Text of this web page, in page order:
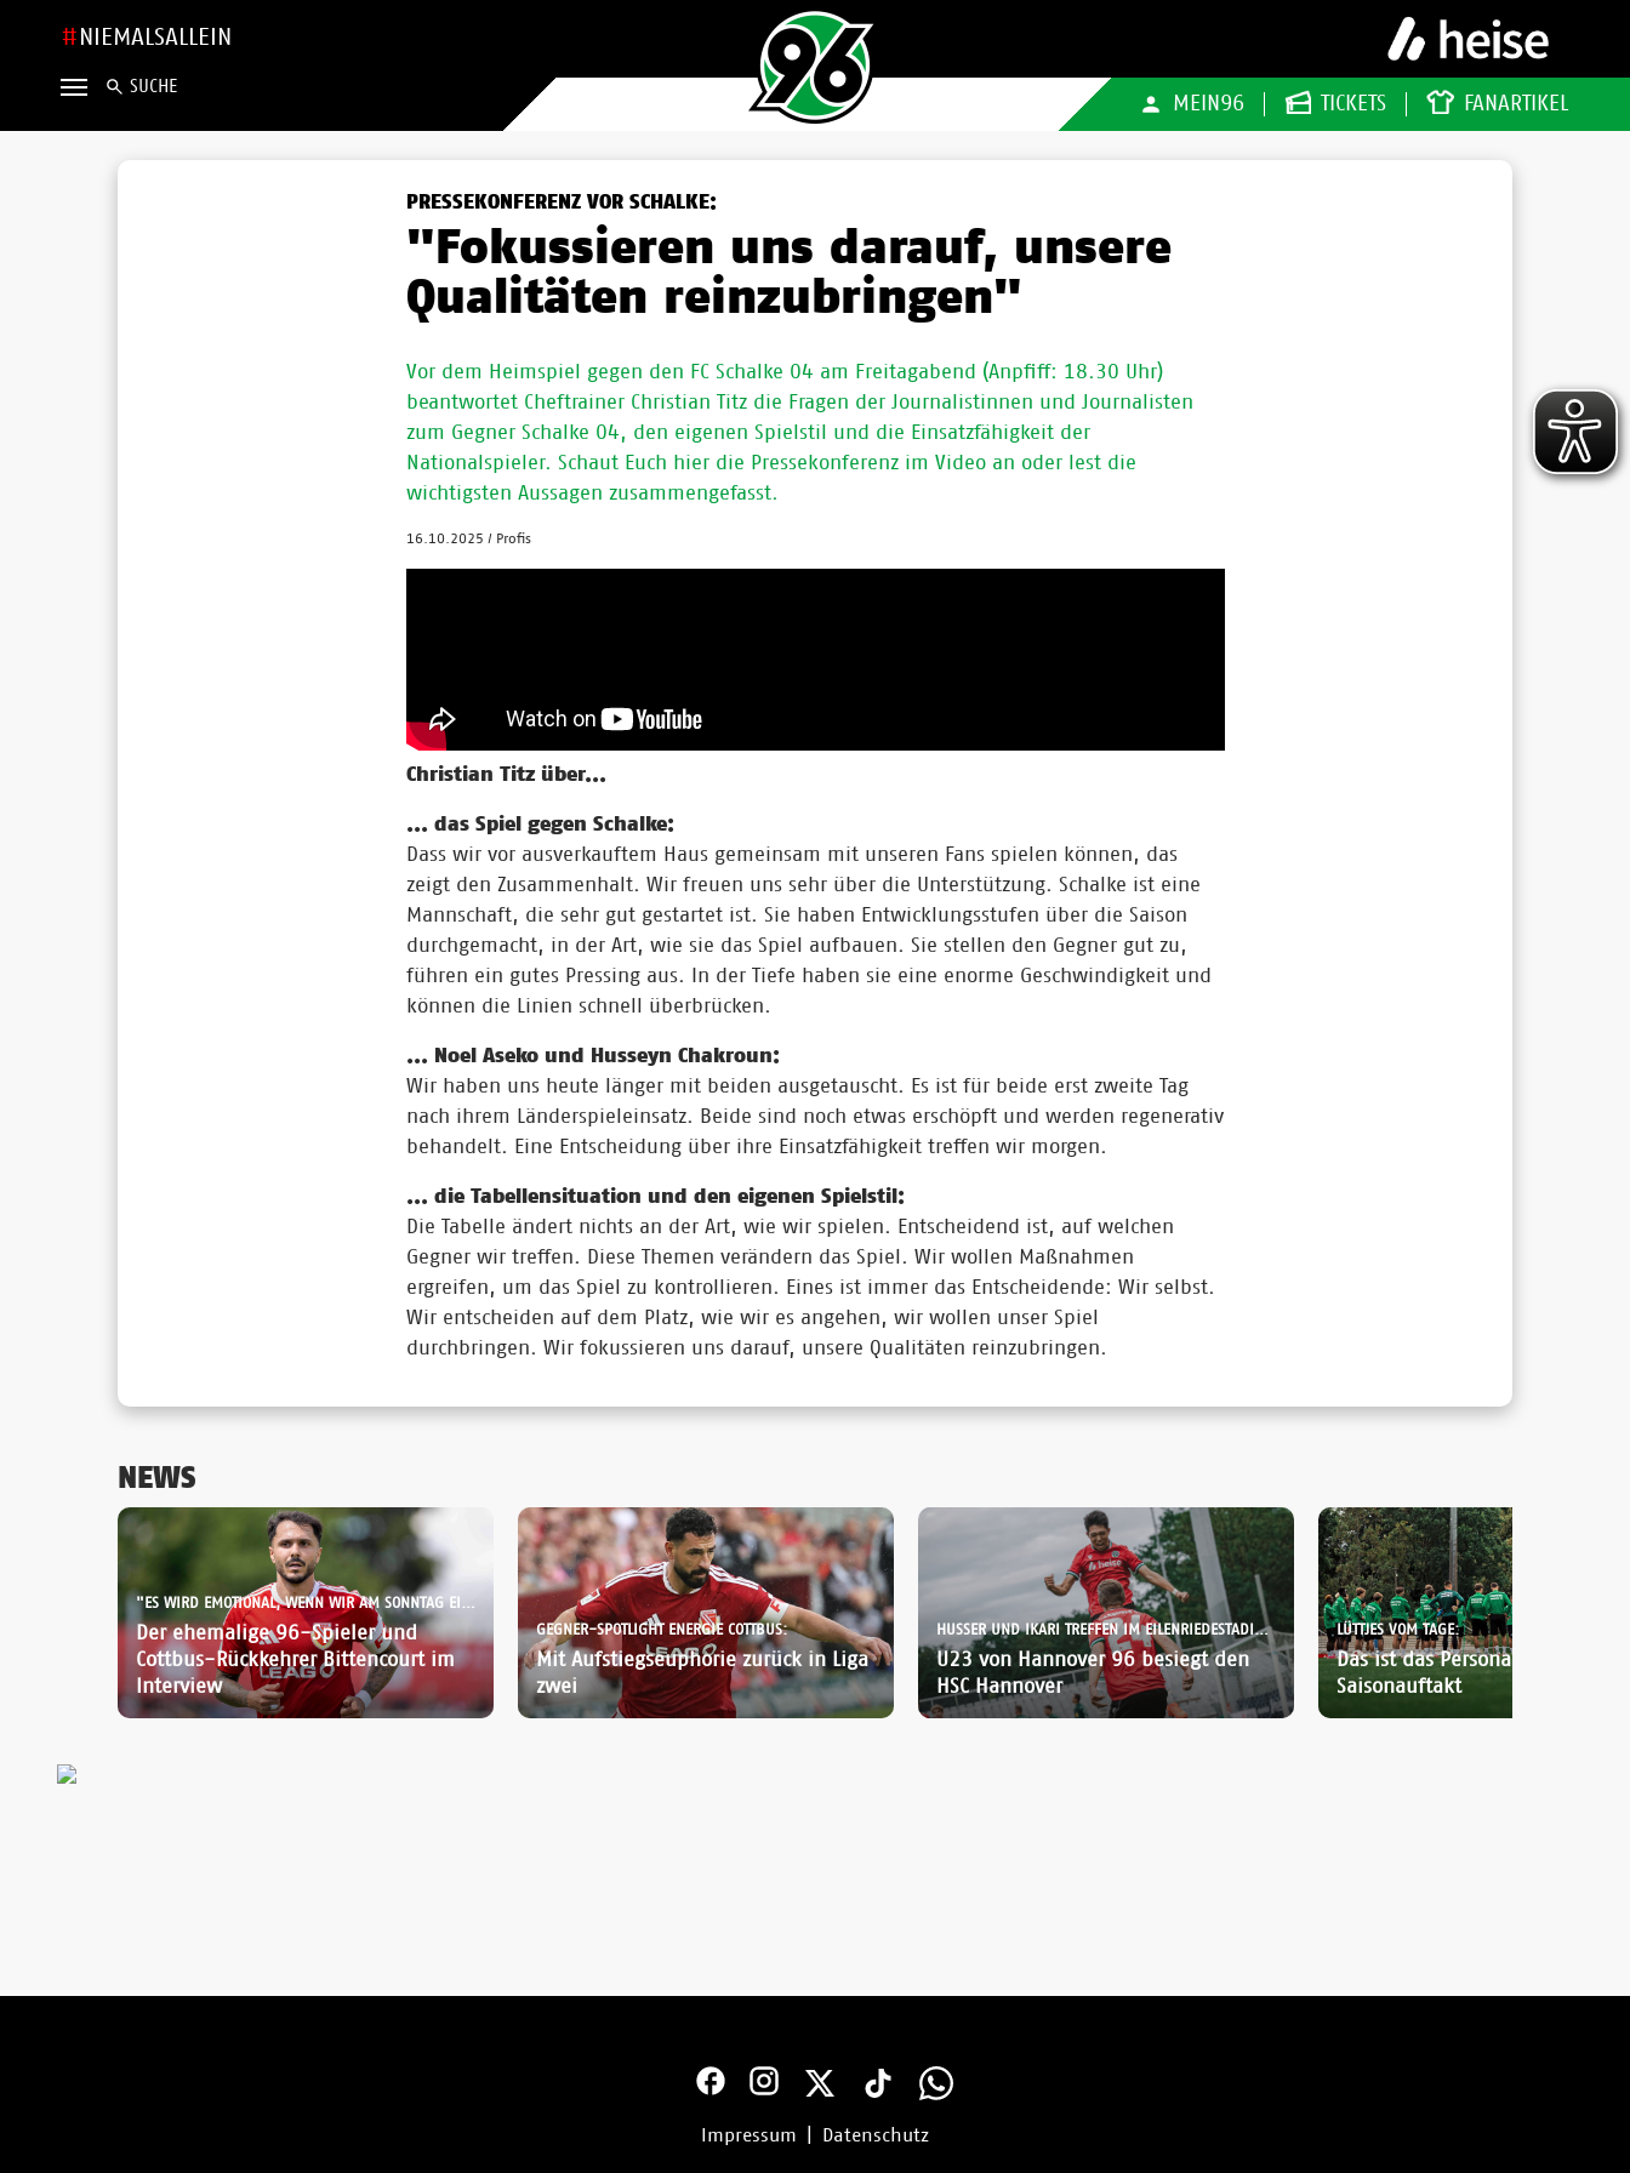
NIEMALSALLEIN
SUCHE
MEIN96 TICKETS FANARTIKEL
PRESSEKONFERENZ VOR SCHALKE:
"Fokussieren uns darauf, unsere
Qualitäten reinzubringen"
Vor dem Heimspiel gegen den FC Schalke 04 am Freitagabend (Anpfiff: 18.30 Uhr)
beantwortet Cheftrainer Christian Titz die Fragen der Journalistinnen und Journalisten
zum Gegner Schalke 04, den eigenen Spielstil und die Einsatzfähigkeit der
Nationalspieler. Schaut Euch hier die Pressekonferenz im Video an oder lest die
wichtigsten Aussagen zusammengefasst.
16.10.2025 / Profis
Christian Titz über...
... das Spiel gegen Schalke:
Dass wir vor ausverkauftem Haus gemeinsam mit unseren Fans spielen können, das
zeigt den Zusammenhalt. Wir freuen uns sehr über die Unterstützung. Schalke ist eine
Mannschaft, die sehr gut gestartet ist. Sie haben Entwicklungsstufen über die Saison
durchgemacht, in der Art, wie sie das Spiel aufbauen. Sie stellen den Gegner gut zu,
führen ein gutes Pressing aus. In der Tiefe haben sie eine enorme Geschwindigkeit und
können die Linien schnell überbrücken.
... Noel Aseko und Husseyn Chakroun:
Wir haben uns heute länger mit beiden ausgetauscht. Es ist für beide erst zweite Tag
nach ihrem Länderspieleinsatz. Beide sind noch etwas erschöpft und werden regenerativ
behandelt. Eine Entscheidung über ihre Einsatzfähigkeit treffen wir morgen.
... die Tabellensituation und den eigenen Spielstil:
Die Tabelle ändert nichts an der Art, wie wir spielen. Entscheidend ist, auf welchen
Gegner wir treffen. Diese Themen verändern das Spiel. Wir wollen Maßnahmen
ergreifen, um das Spiel zu kontrollieren. Eines ist immer das Entscheidende: Wir selbst.
Wir entscheiden auf dem Platz, wie wir es angehen, wir wollen unser Spiel
durchbringen. Wir fokussieren uns darauf, unsere Qualitäten reinzubringen.
NEWS
"ES WIRD EMOTIONAL, WENN WIR AM SONNTAG EINLAUFEN":
Der ehemalige 96-Spieler und
Cottbus-Rückkehrer Bittencourt im
Interview
GEGNER-SPOTLIGHT ENERGIE COTTBUS:
Mit Aufstiegseuphorie zurück in Liga
zwei
HUSSER UND IKARI TREFFEN IM EILENRIEDESTADION:
U23 von Hannover 96 besiegt den
HSC Hannover
LÜTTJES VOM TAGE:
Das ist das Personal für den
Saisonauftakt
Impressum Datenschutz